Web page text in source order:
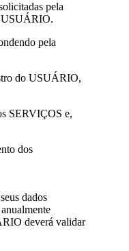
pela
USUÁRIO.
pela
do USUÁRIO,
SERVIÇOS e,
dos
dados
deverá validar